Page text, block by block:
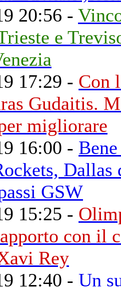
20:56 -
e
17:29 - Con
Gudaitis.
migliorare
16:00 -
Dallas
GSW
15:25 -
con il
Rey
12:40 - Un